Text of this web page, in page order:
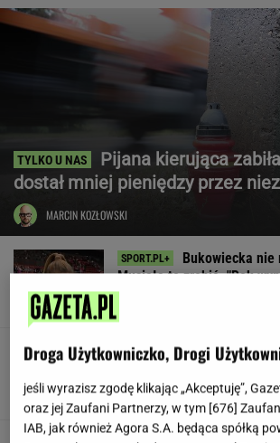
Pijana kierująca
dostał mniej pieniędzy przez
MARCIN KOZŁOWSKI
Bukowiecka nie
Musiała to zrobić. "Rok
Legia zatrzymana.
dała się zaskoczyć
Droga Użytkowniczko, Drogi
jeśli wyrazisz zgodę klikając „Akceptuję”,
oraz jej Zaufani Partnerzy, w tym [676]
IAB, jak również Agora S.A. będąca spółką